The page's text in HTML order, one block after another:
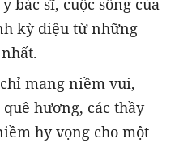
bác sĩ, cuộc sống của
kỳ diệu từ những
mang niềm vui,
hương, các thầy
hy vọng cho một